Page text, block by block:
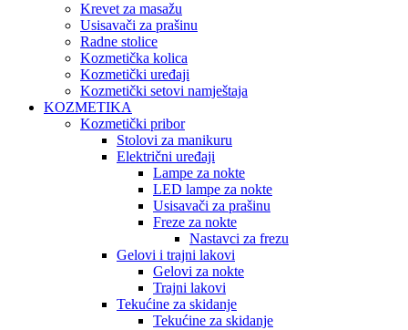
Krevet za masažu
Usisavači za prašinu
Radne stolice
Kozmetička kolica
Kozmetički uređaji
Kozmetički setovi namještaja
KOZMETIKA
Kozmetički pribor
Stolovi za manikuru
Električni uređaji
Lampe za nokte
LED lampe za nokte
Usisavači za prašinu
Freze za nokte
Nastavci za frezu
Gelovi i trajni lakovi
Gelovi za nokte
Trajni lakovi
Tekućine za skidanje
Tekućine za skidanje